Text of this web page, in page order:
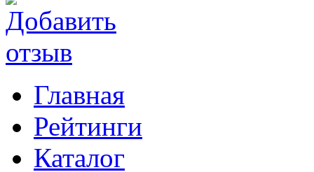
Главная
Рейтинги
Каталог